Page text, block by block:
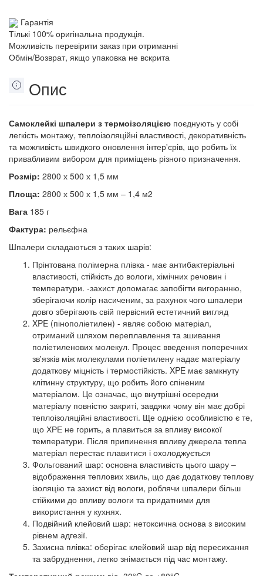
Гарантія
Тількі 100% оригінальна продукція.
Можливість перевірити заказ при отриманні
Обмін/Возврат, якщо упаковка не вскрита
Опис
Самоклейкі шпалери з термоізоляцією поєднують у собі
легкість монтажу, теплоізоляційні властивості, декоративність
та можливість швидкого оновлення інтер'єрів, що робить їх
привабливим вибором для приміщень різного призначення.
Розмір: 2800 х 500 х 1,5 мм
Площа: 2800 х 500 х 1,5 мм – 1,4 м2
Вага 185 г
Фактура: рельєфна
Шпалери складаються з таких шарів:
Прінтована полімерна плівка - має антибактеріальні
властивості, стійкість до вологи, хімічних речовин і
температури. -захист допомагає запобігти вигоранню,
зберігаючи колір насиченим, за рахунок чого шпалери
довго зберігають свій первісний естетичний вигляд
XPE (пінополіетилен) - являє собою матеріал,
отриманий шляхом переплавлення та зшивання
поліетиленових молекул. Процес введення поперечних
зв'язків між молекулами поліетилену надає матеріалу
додаткову міцність і термостійкість. XPE має замкнуту
клітинну структуру, що робить його спіненим
матеріалом. Це означає, що внутрішні осередки
матеріалу повністю закриті, завдяки чому він має добрі
теплоізоляційні властивості. Ще однією особливістю є те,
що ХРЕ не горить, а плавиться за впливу високої
температури. Після припинення впливу джерела тепла
матеріал перестає плавитися і охолоджується
Фольгований шар: основна властивість цього шару –
відображення теплових хвиль, що дає додаткову теплову
ізоляцію та захист від вологи, роблячи шпалери більш
стійкими до впливу вологи та придатними для
використання у кухнях.
Подвійний клейовий шар: нетоксична основа з високим
рівнем адгезії.
Захисна плівка: оберігає клейовий шар від пересихання
та забруднення, легко знімається під час монтажу.